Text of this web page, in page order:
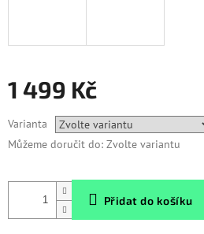
1 499 Kč
cena:
Varianta
Můžeme doručit do: Zvolte variantu
Přidat do košíku